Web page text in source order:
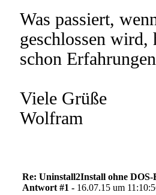
Was passiert,
geschlossen wird,
schon
Viele Grüße
Wolfram
Re: Uninstall2Install ohne DOS-
Antwort #1 - 16.07.15 um